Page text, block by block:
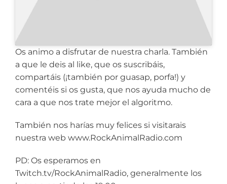
Os animo a disfrutar de nuestra charla. También
a que le deis al like, que os suscribáis,
compartáis (¡también por guasap, porfa!) y
comentéis si os gusta, que nos ayuda mucho de
cara a que nos trate mejor el algoritmo.
También nos harías muy felices si visitarais
nuestra web www.RockAnimalRadio.com
PD: Os esperamos en
Twitch.tv/RockAnimalRadio, generalmente los